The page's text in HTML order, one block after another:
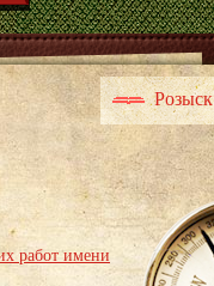
Розыск
работ имени